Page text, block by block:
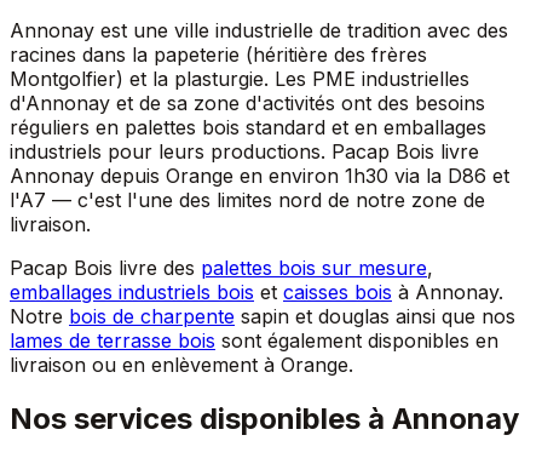
Annonay est une ville industrielle de tradition avec des
racines dans la papeterie (héritière des frères
Montgolfier) et la plasturgie. Les PME industrielles
d'Annonay et de sa zone d'activités ont des besoins
réguliers en palettes bois standard et en emballages
industriels pour leurs productions. Pacap Bois livre
Annonay depuis Orange en environ 1h30 via la D86 et
l'A7 — c'est l'une des limites nord de notre zone de
livraison.
Pacap Bois livre des palettes bois sur mesure,
emballages industriels bois et caisses bois à Annonay.
Notre bois de charpente sapin et douglas ainsi que nos
lames de terrasse bois sont également disponibles en
livraison ou en enlèvement à Orange.
Nos services disponibles à Annonay